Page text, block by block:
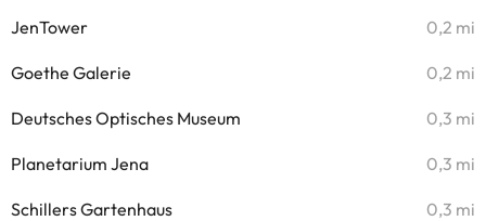
JenTower 0,2 mi
Goethe Galerie 0,2 mi
Deutsches Optisches Museum 0,3 mi
Planetarium Jena 0,3 mi
Schillers Gartenhaus 0,3 mi